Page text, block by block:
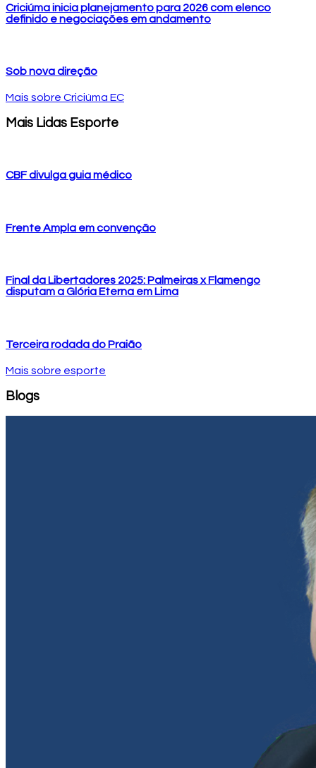
Criciúma inicia planejamento para 2026 com elenco
definido e negociações em andamento
Sob nova direção
Mais sobre Criciúma EC
Mais Lidas Esporte
CBF divulga guia médico
Frente Ampla em convenção
Final da Libertadores 2025: Palmeiras x Flamengo
disputam a Glória Eterna em Lima
Terceira rodada do Praião
Mais sobre esporte
Blogs